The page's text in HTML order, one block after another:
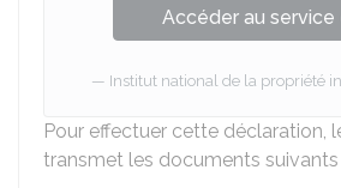
Accéder au service
Institut national de la propriété
Pour effectuer cette déclaration,
transmet les documents suivants